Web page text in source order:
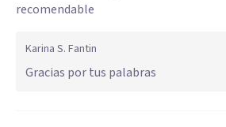
recomendable
Karina S. Fantin
Gracias por tus palabras